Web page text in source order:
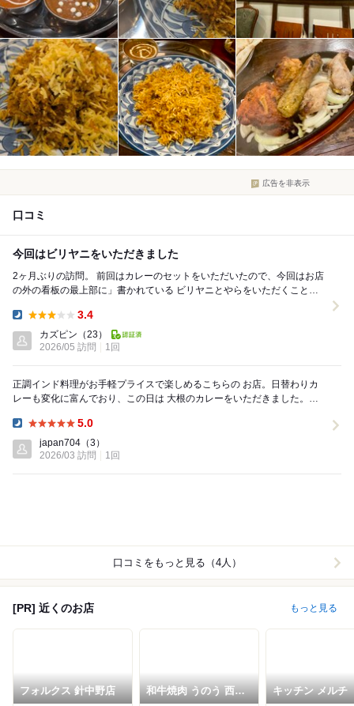
広告を非表示
口コミ
今回はビリヤニをいただきました
2ヶ月ぶりの訪問。 前回はカレーのセットをいただいたので、今回はお店
の外の看板の最上部に」書かれている ビリヤニとやらをいただくこと
3.4
カズピン （23）
2026/05 訪問
1回
正調インド料理がお手軽プライスで楽しめるこちらの お店。日替わりカ
レーも変化に富んでおり、この日は 大根のカレーをいただきました。プ
5.0
japan704 （3）
2026/03 訪問
1回
口コミをもっと見る（4人）
[PR] 近くのお店 もっと見る
フォルクス 針中野店
和牛焼肉 うのう 西田
辺店
キッチン メルチ